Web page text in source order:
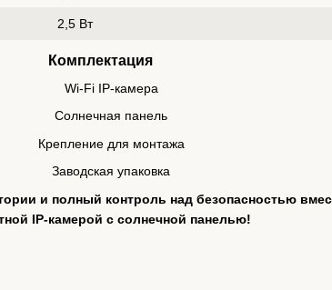
2,5 Вт
Комплектация
Wi-Fi IP-камера
Солнечная панель
Крепление для монтажа
Заводская упаковка
и полный контроль над безопасностью
IP-камерой с солнечной панелью!